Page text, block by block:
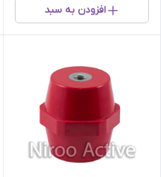
افزودن به سبد